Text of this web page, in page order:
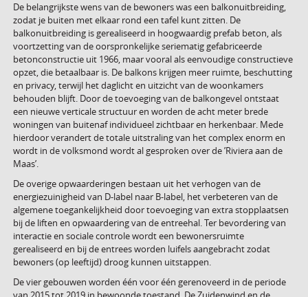
De belangrijkste wens van de bewoners was een balkonuitbreiding,
zodat je buiten met elkaar rond een tafel kunt zitten. De
balkonuitbreiding is gerealiseerd in hoogwaardig prefab beton, als
voortzetting van de oorspronkelijke seriematig gefabriceerde
betonconstructie uit 1966, maar vooral als eenvoudige constructieve
opzet, die betaalbaar is. De balkons krijgen meer ruimte, beschutting
en privacy, terwijl het daglicht en uitzicht van de woonkamers
behouden blijft. Door de toevoeging van de balkongevel ontstaat
een nieuwe verticale structuur en worden de acht meter brede
woningen van buitenaf individueel zichtbaar en herkenbaar. Mede
hierdoor verandert de totale uitstraling van het complex enorm en
wordt in de volksmond wordt al gesproken over de ’Riviera aan de
Maas’.
De overige opwaarderingen bestaan uit het verhogen van de
energiezuinigheid van D-label naar B-label, het verbeteren van de
algemene toegankelijkheid door toevoeging van extra stopplaatsen
bij de liften en opwaardering van de entreehal. Ter bevordering van
interactie en sociale controle wordt een bewonersruimte
gerealiseerd en bij de entrees worden luifels aangebracht zodat
bewoners (op leeftijd) droog kunnen uitstappen.
De vier gebouwen worden één voor één gerenoveerd in de periode